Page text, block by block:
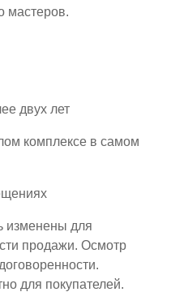
мастеров.
двух лет
комплексе в самом
изменены для
продажи. Осмотр
для покупателей.